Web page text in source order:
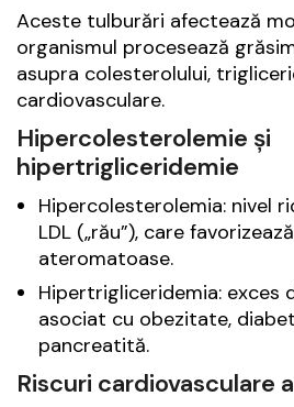
Aceste tulburări afectează
organismul procesează
asupra colesterolului,
cardiovasculare.
Hipercolesterolemie și
hipertrigliceridemie
Hipercolesterolemia: nivel
LDL („rău”), care
ateromatoase.
Hipertrigliceridemia: exces
asociat cu obezitate,
pancreatită.
Riscuri cardiovasculare